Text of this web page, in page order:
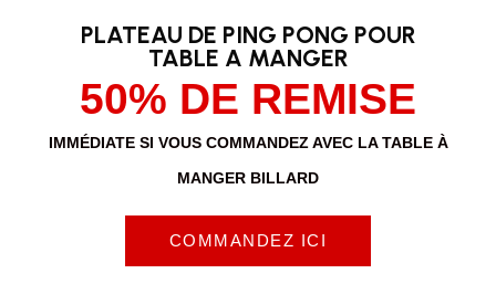
PLATEAU DE PING PONG POUR
TABLE A MANGER
50% DE REMISE
IMMÉDIATE SI VOUS COMMANDEZ AVEC LA TABLE À
MANGER BILLARD
COMMANDEZ ICI